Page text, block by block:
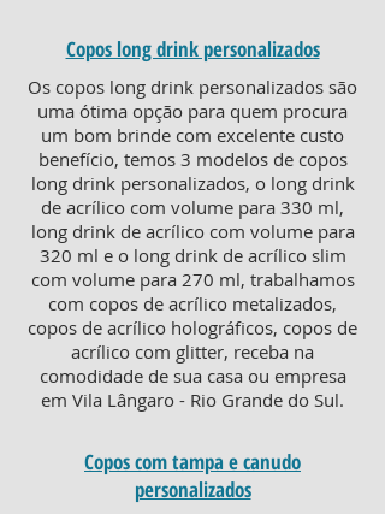
Copos long drink personalizados
Os copos long drink personalizados são
uma ótima opção para quem procura
um bom brinde com excelente custo
benefício, temos 3 modelos de copos
long drink personalizados, o long drink
de acrílico com volume para 330 ml,
long drink de acrílico com volume para
320 ml e o long drink de acrílico slim
com volume para 270 ml, trabalhamos
com copos de acrílico metalizados,
copos de acrílico holográficos, copos de
acrílico com glitter, receba na
comodidade de sua casa ou empresa
em Vila Lângaro - Rio Grande do Sul.
Copos com tampa e canudo
personalizados